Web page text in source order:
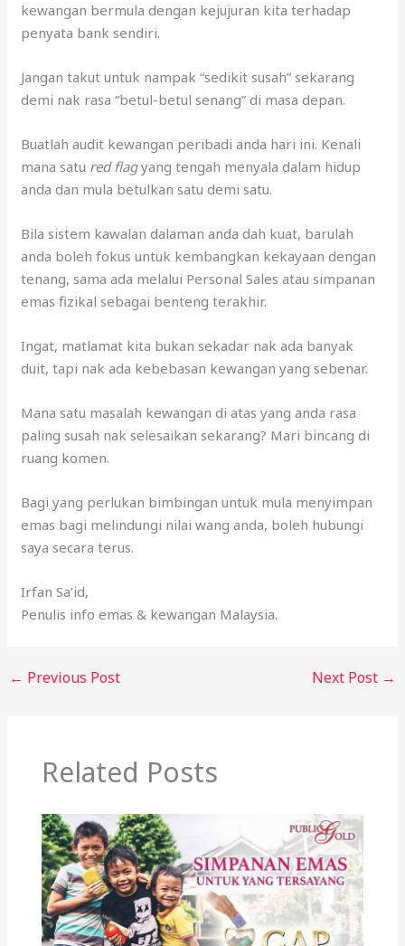
kewangan bermula dengan kejujuran kita terhadap
penyata bank sendiri.
Jangan takut untuk nampak “sedikit susah” sekarang
demi nak rasa “betul-betul senang” di masa depan.
Buatlah audit kewangan peribadi anda hari ini. Kenali
mana satu red flagyang tengah menyala dalam hidup
anda dan mula betulkan satu demi satu.
Bila sistem kawalan dalaman anda dah kuat, barulah
anda boleh fokus untuk kembangkan kekayaan dengan
tenang, sama ada melalui Personal Sales atau simpanan
emas fizikal sebagai benteng terakhir.
Ingat, matlamat kita bukan sekadar nak ada banyak
duit, tapi nak ada kebebasan kewangan yang sebenar.
Mana satu masalah kewangan di atas yang anda rasa
paling susah nak selesaikan sekarang? Mari bincang di
ruang komen.
Bagi yang perlukan bimbingan untuk mula menyimpan
emas bagi melindungi nilai wang anda, boleh hubungi
saya secara terus.
Irfan Sa’id,
Penulis info emas & kewangan Malaysia.
← Previous Post Next Post →
Related Posts